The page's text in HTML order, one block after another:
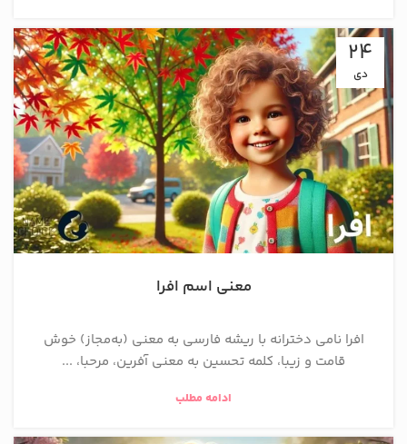
24
دی
معنی اسم افرا
افرا نامی دخترانه با ریشه فارسی به معنی (به‌مجاز) خوش
قامت و زیبا، كلمه تحسين به معنی آفرين، مرحبا، ...
ادامه مطلب